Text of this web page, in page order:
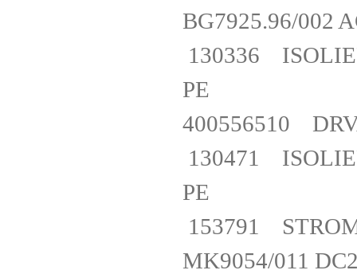
BG7925.96/
130336
PE
400556510
130471
PE
153791
MK9054/011